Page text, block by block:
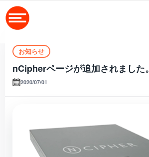
お知らせ
nCipherページが追加されました。
2020/07/01